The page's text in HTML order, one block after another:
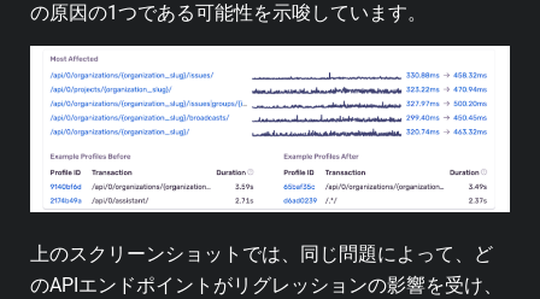
の原因の1つである可能性を示唆しています。
上のスクリーンショットでは、同じ問題によって、ど
のAPIエンドポイントがリグレッションの影響を受け、